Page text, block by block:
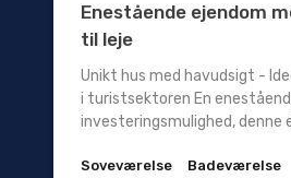
Enestående ejendom
til leje
Unikt hus med havudsigt -
i turistsektoren En
investeringsmulighed, denne
Soveværelse Badeværelse